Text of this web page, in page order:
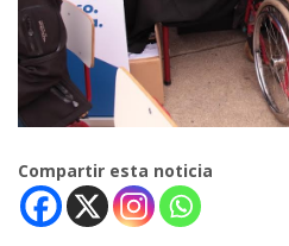
Compartir esta noticia